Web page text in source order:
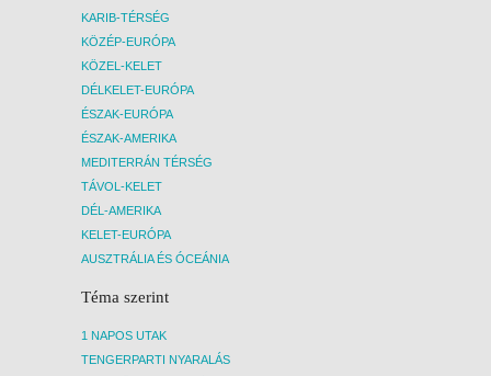
KARIB-TÉRSÉG
KÖZÉP-EURÓPA
KÖZEL-KELET
DÉLKELET-EURÓPA
ÉSZAK-EURÓPA
ÉSZAK-AMERIKA
MEDITERRÁN TÉRSÉG
TÁVOL-KELET
DÉL-AMERIKA
KELET-EURÓPA
AUSZTRÁLIA ÉS ÓCEÁNIA
Téma szerint
1 NAPOS UTAK
TENGERPARTI NYARALÁS